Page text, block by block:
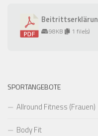
98KB 1 file(s)
SPORTANGEBOTE
Allround Fitness (Frauen)
Body Fit